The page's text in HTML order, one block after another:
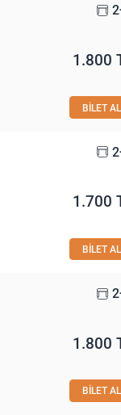
1.800
BİLET AL
1.700
BİLET AL
1.800
BİLET AL